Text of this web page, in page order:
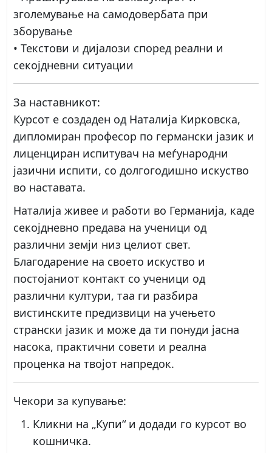
зголемување на самодовербата при
зборување
• Текстови и дијалози според реални и
секојдневни ситуации
За наставникот:
Курсот е создаден од Наталија Кирковска,
дипломиран професор по германски јазик и
лиценциран испитувач на меѓународни
јазични испити, со долгогодишно искуство
во наставата.
Наталија живее и работи во Германија, каде
секојдневно предава на ученици од
различни земји низ целиот свет.
Благодарение на своето искуство и
постојаниот контакт со ученици од
различни култури, таа ги разбира
вистинските предизвици на учењето
странски јазик и може да ти понуди јасна
насока, практични совети и реална
проценка на твојот напредок.
Чекори за купување:
Кликни на „Купи“ и додади го курсот во
кошничка.